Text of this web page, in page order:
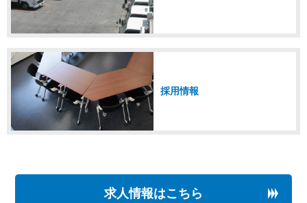
採用情報
求人情報はこちら